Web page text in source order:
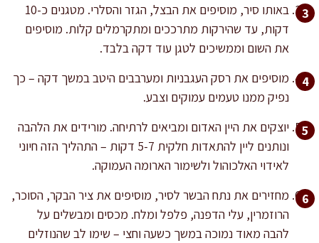
באותו סיר, מוסיפים את הבצל, הגזר והסלרי. מטגנים כ-10
דקות, עד שהירקות מתרככים ומתקרמלים קלות. מוסיפים
את השום וממשיכים לטגן עוד דקה בלבד.
מוסיפים את רסק העגבניות ומערבבים היטב במשך דקה – כך
נפיק ממנו טעמים עמוקים וצבע.
יוצקים את היין האדום ומביאים לרתיחה. מורידים את הלהבה
ונותנים ליין להתאדות חלקית 5-7 דקות – התהליך הזה חיוני
לאידוי האלכוהול ולשימור הארומה העמוקה.
מחזירים את נתח הבשר לסיר, מוסיפים את ציר הבקר, הסוכר,
הרוזמרין, עלי הדפנה, פלפל ומלח. מכסים ומבשלים על
להבה מאוד נמוכה במשך כשעה וחצי – שימו לב שהנוזלים